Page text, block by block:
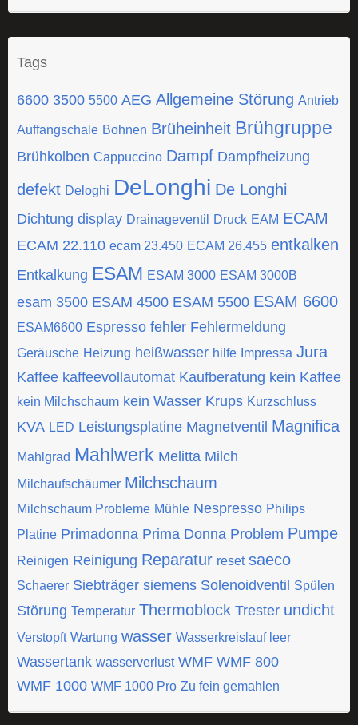
Tags
6600 3500 5500 AEG Allgemeine Störung Antrieb
Auffangschale Bohnen Brüheinheit Brühgruppe
Brühkolben Cappuccino Dampf Dampfheizung
defekt Deloghi DeLonghi De Longhi
Dichtung display Drainageventil Druck EAM ECAM
ECAM 22.110 ecam 23.450 ECAM 26.455 entkalken
Entkalkung ESAM ESAM 3000 ESAM 3000B
esam 3500 ESAM 4500 ESAM 5500 ESAM 6600
ESAM6600 Espresso fehler Fehlermeldung
Geräusche Heizung heißwasser hilfe Impressa Jura
Kaffee kaffeevollautomat Kaufberatung kein Kaffee
kein Milchschaum kein Wasser Krups Kurzschluss
KVA LED Leistungsplatine Magnetventil Magnifica
Mahlgrad Mahlwerk Melitta Milch
Milchaufschäumer Milchschaum
Milchschaum Probleme Mühle Nespresso Philips
Platine Primadonna Prima Donna Problem Pumpe
Reinigen Reinigung Reparatur reset saeco
Schaerer Siebträger siemens Solenoidventil Spülen
Störung Temperatur Thermoblock Trester undicht
Verstopft Wartung wasser Wasserkreislauf leer
Wassertank wasserverlust WMF WMF 800
WMF 1000 WMF 1000 Pro Zu fein gemahlen